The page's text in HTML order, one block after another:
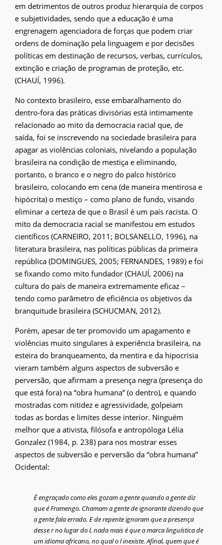
em detrimentos de outros produz hierarquia de corpos
e subjetividades, sendo que a educação é uma
engrenagem agenciadora de forças que podem criar
ordens de dominação pela linguagem e por decisões
políticas em destinação de recursos, verbas, currículos,
extinção e criação de programas de proteção, etc.
(CHAUÍ, 1996).
No contexto brasileiro, esse embaralhamento do
dentro-fora das práticas divisórias está intimamente
relacionado ao mito da democracia racial que, de
saída, foi se inscrevendo na sociedade brasileira para
apagar as violências coloniais, nivelando a população
brasileira na condição de mestiça e eliminando,
portanto, o branco e o negro do palco histórico
brasileiro, colocando em cena (de maneira mentirosa e
hipócrita) o mestiço – como plano de fundo, visando
eliminar a certeza de que o Brasil é um país racista. O
mito da democracia racial se manifestou em estudos
científicos (CARNEIRO, 2011; BOLSANELLO, 1996), na
literatura brasileira, nas políticas públicas da primeira
república (DOMINGUES, 2005; FERNANDES, 1989) e foi
se fixando como mito fundador (CHAUÍ, 2006) na
cultura do país de maneira extremamente eficaz –
tendo como parâmetro de eficiência os objetivos da
branquitude brasileira (SCHUCMAN, 2012).
Porém, apesar de ter promovido um apagamento e
violências muito singulares à experiência brasileira, na
esteira do branqueamento, da mentira e da hipocrisia
vieram também alguns aspectos de subversão e
perversão, que afirmam a presença negra (presença do
que está fora) na “obra humana” (o dentro), e quando
mostradas com nitidez e agressividade, golpeiam
todas as bordas e limites desse interior. Ninguém
melhor que a ativista, filósofa e antropóloga Lélia
Gonzalez (1984, p. 238) para nos mostrar esses
aspectos de subversão e perversão da “obra humana”
Ocidental:
É engraçado como eles gozam a gente quando a gente diz
que é Framengo. Chamam a gente de ignorante dizendo que
a gente fala errado. E de repente ignoram que a presença
desse r no lugar do l, nada mais é que a marca linguística de
um idioma africano, no qual o l inexiste. Afinal, quem que é